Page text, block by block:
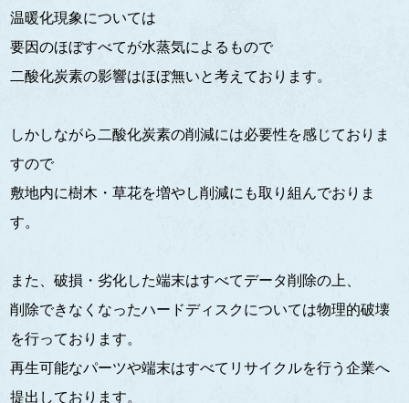
温暖化現象については
要因のほぼすべてが水蒸気によるもので
二酸化炭素の影響はほぼ無いと考えております。
しかしながら二酸化炭素の削減には必要性を感じておりま
すので
敷地内に樹木・草花を増やし削減にも取り組んでおりま
す。
また、破損・劣化した端末はすべてデータ削除の上、
削除できなくなったハードディスクについては物理的破壊
を行っております。
再生可能なパーツや端末はすべてリサイクルを行う企業へ
提出しております。